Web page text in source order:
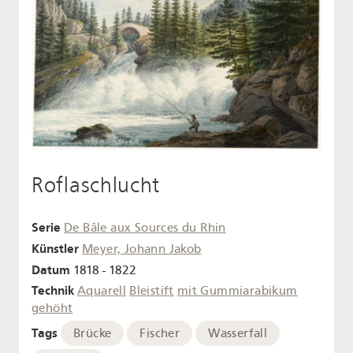
Roflaschlucht
Serie De Bâle aux Sources du Rhin
Künstler Meyer, Johann Jakob
Datum 1818 - 1822
Technik Aquarell Bleistift mit Gummiarabikum
gehöht
Tags Brücke Fischer Wasserfall